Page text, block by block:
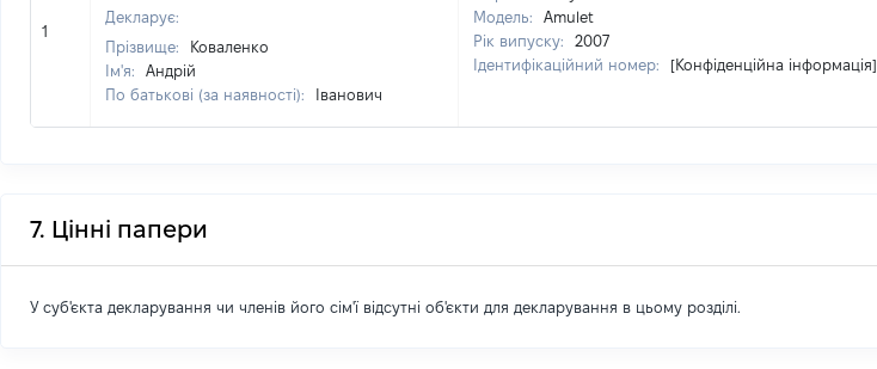
1
Декларує:
Прізвище:
Коваленко
Ім'я:
Андрій
По батькові (за наявності):
Іванович
Модель:
Amulet
Рік випуску:
2007
Ідентифікаційний номер:
[Конфіденційна інформація]
7. Цінні папери
У суб'єкта декларування чи членів його сім'ї відсутні об'єкти для декларування в цьому розділі.